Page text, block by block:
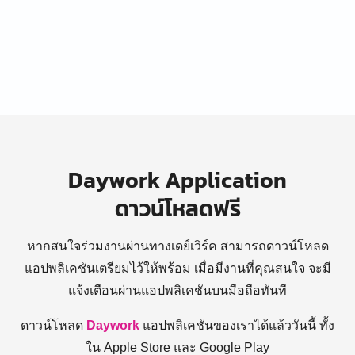
Daywork Application
ดาวน์โหลดฟรี
หากสนใจร่วมงานผ่านทางเดย์เวิร์ค สามารถดาวน์โหลด
แอปพลิเคชันเตรียมไว้ให้พร้อม เมื่อมีงานที่คุณสนใจ จะมี
แจ้งเตือนผ่านแอปพลิเคชันบนมือถือทันที
ดาวน์โหลด Daywork แอปพลิเคชันของเราได้แล้ววันนี้ ทั้ง
ใน Apple Store และ Google Play